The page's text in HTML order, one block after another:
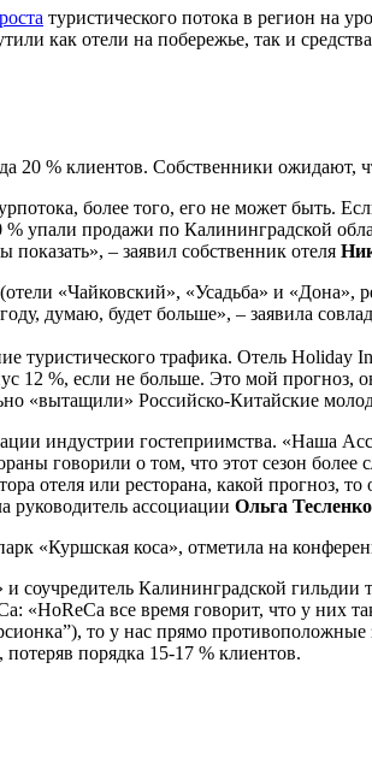
роста туристического потока в регион на
как отели на побережье, так и
20 % клиентов. Собственники ожидают,
более того, его не может быть.
упали продажи по Калининградской
– заявил собственник отеля
«Чайковский», «Усадьба» и
думаю, будет больше», – заявила
туристического трафика. Отель Holiday
12 %, если не больше. Это мой прогноз,
«вытащили» Российско-Китайские
индустрии гостеприимства. «Наша
говорили о том, что этот сезон
отеля или ресторана, какой прогноз,
руководитель ассоциации Ольга Тесленко
«Куршская коса», отметила на
соучредитель Калининградской гильдии
«HoReCa все время говорит, что у них
то у нас прямо
порядка 15-17 % клиентов.